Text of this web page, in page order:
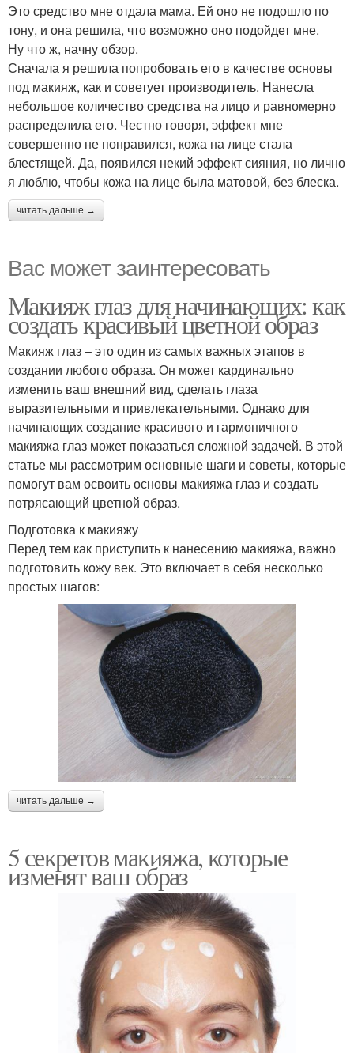
Это средство мне отдала мама. Ей оно не подошло по
тону, и она решила, что возможно оно подойдет мне.
Ну что ж, начну обзор.
Сначала я решила попробовать его в качестве основы
под макияж, как и советует производитель. Нанесла
небольшое количество средства на лицо и равномерно
распределила его. Честно говоря, эффект мне
совершенно не понравился, кожа на лице стала
блестящей. Да, появился некий эффект сияния, но лично
я люблю, чтобы кожа на лице была матовой, без блеска.
читать дальше →
Вас может заинтересовать
Макияж глаз для начинающих: как
создать красивый цветной образ
Макияж глаз – это один из самых важных этапов в
создании любого образа. Он может кардинально
изменить ваш внешний вид, сделать глаза
выразительными и привлекательными. Однако для
начинающих создание красивого и гармоничного
макияжа глаз может показаться сложной задачей. В этой
статье мы рассмотрим основные шаги и советы, которые
помогут вам освоить основы макияжа глаз и создать
потрясающий цветной образ.
Подготовка к макияжу
Перед тем как приступить к нанесению макияжа, важно
подготовить кожу век. Это включает в себя несколько
простых шагов:
читать дальше →
5 секретов макияжа, которые
изменят ваш образ